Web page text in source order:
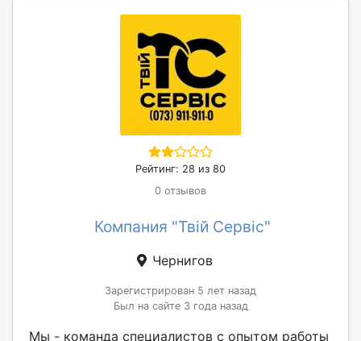
Рейтинг: 28 из 80
0 отзывов
Компания "Твій Сервіс"
Чернигов
Зарегистрирован 5 лет назад
Был на сайте 3 года назад
Мы - команда специалистов с опытом работы